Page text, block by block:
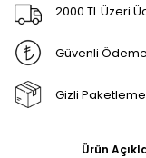
2000 TL Üzeri
Güvenli Ödeme
Gizli
Ürün